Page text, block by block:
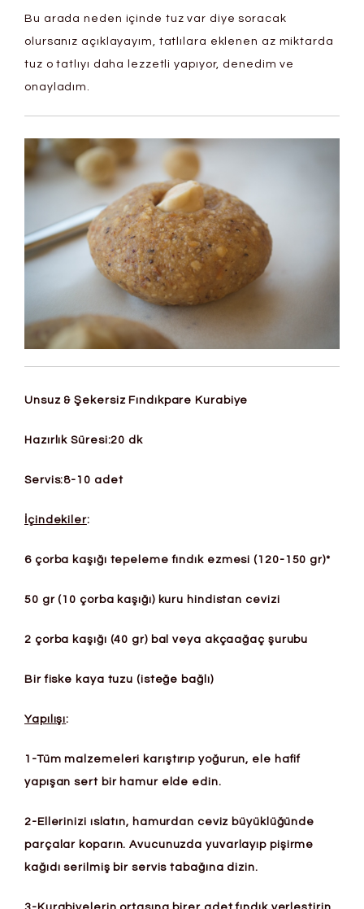
Bu arada neden içinde tuz var diye soracak
olursanız açıklayayım, tatlılara eklenen az miktarda
tuz o tatlıyı daha lezzetli yapıyor, denedim ve
onayladım.
Unsuz & Şekersiz Fındıkpare Kurabiye
Hazırlık Süresi:20 dk
Servis:8-10 adet
İçindekiler:
6 çorba kaşığı tepeleme fındık ezmesi (120-150 gr)*
50 gr (10 çorba kaşığı) kuru hindistan cevizi
2 çorba kaşığı (40 gr) bal veya akçaağaç şurubu
Bir fiske kaya tuzu (isteğe bağlı)
Yapılışı:
1-Tüm malzemeleri karıştırıp yoğurun, ele hafif
yapışan sert bir hamur elde edin.
2-Ellerinizi ıslatın, hamurdan ceviz büyüklüğünde
parçalar koparın. Avucunuzda yuvarlayıp pişirme
kağıdı serilmiş bir servis tabağına dizin.